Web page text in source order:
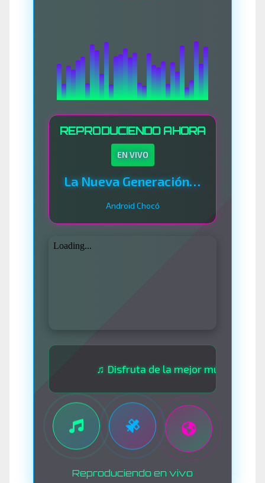
REPRODUCIENDO AHORA
EN VIVO
La Nueva Generación Del Sistema
Android Chocó
♫ Disfruta de la mejor música las 24
Reproduciendo en vivo